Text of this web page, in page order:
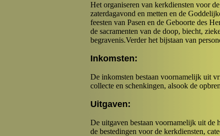
Het organiseren van kerkdiensten voor
zaterdagavond en metten en de
feesten van Pasen en de Geboorte des
de sacramenten van de doop, biecht,
begravenis.Verder het bijstaan van
Inkomsten:
De inkomsten bestaan voornamelijk uit
collecte en schenkingen, alsook de
Uitgaven:
De uitgaven bestaan voornamelijk uit de
de bestedingen voor de kerkdiensten,